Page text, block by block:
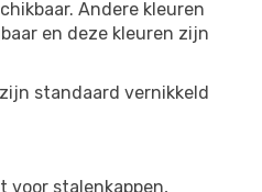
Andere kleuren
en deze kleuren zijn
standaard vernikkeld
voor stalenkappen,